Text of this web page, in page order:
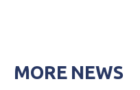
MORE NEWS